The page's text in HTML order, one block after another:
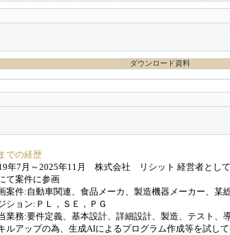
ダウンロード資料
での経歴
年7月～2025年11月 株式会社 リシット 経営者とし
て案件に参画
案件:自動車関連、食品メーカ、製造機器メーカー、某
ション:ＰＬ，ＳＥ，ＰＧ
業務:要件定義、基本設計、詳細設計、製造、テスト、
ルアップの為、生成AIによるプログラム作成等を試し